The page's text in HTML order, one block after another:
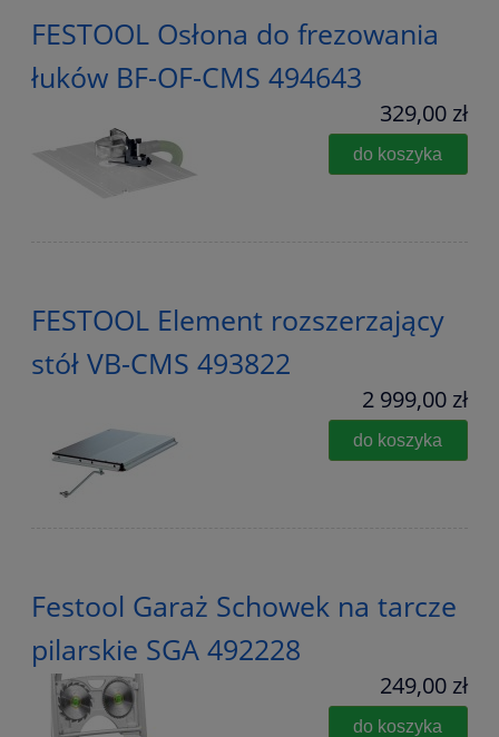
FESTOOL Osłona do frezowania
łuków BF-OF-CMS 494643
329,00 zł
do koszyka
FESTOOL Element rozszerzający
stół VB-CMS 493822
2 999,00 zł
do koszyka
Festool Garaż Schowek na tarcze
pilarskie SGA 492228
249,00 zł
do koszyka